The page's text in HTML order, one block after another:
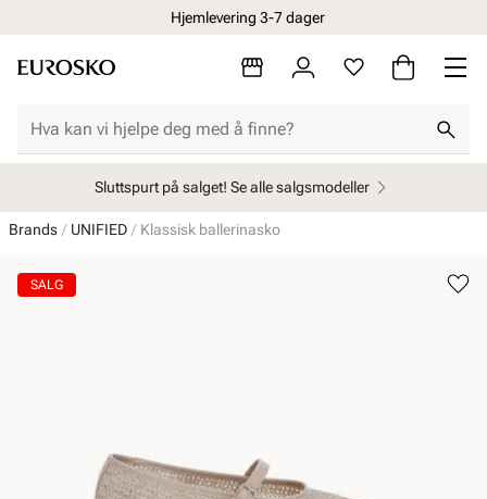
Hjemlevering 3-7 dager
Sluttspurt på salget! Se alle salgsmodeller
Brands UNIFIED Klassisk ballerinasko
SALG